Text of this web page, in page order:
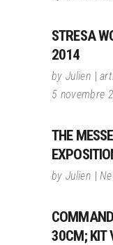
STRESA
2014
by Julien
5 novembre
THE
by Julien
30CM; KIT